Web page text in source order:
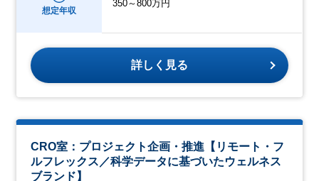
想定年収
350～800万円
詳しく見る
CRO室：プロジェクト企画・推進【リモート・フ
ルフレックス／科学データに基づいたウェルネス
ブランド】